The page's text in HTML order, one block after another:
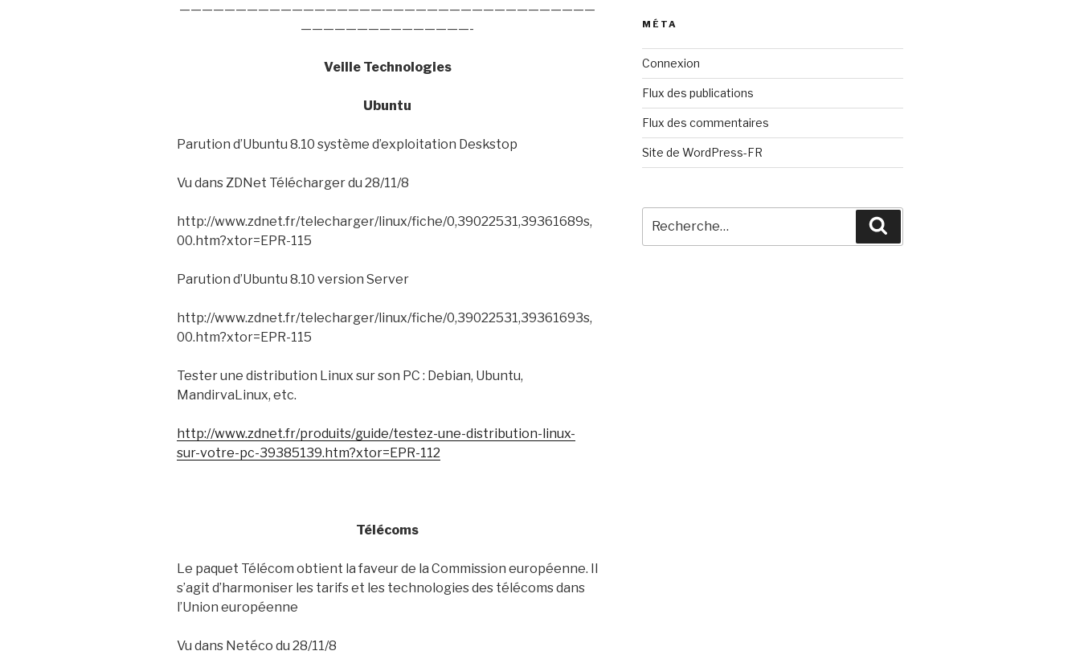
—————————————————————————————————————
———————————————-
Veille Technologies
Ubuntu
Parution d’Ubuntu 8.10 système d’exploitation Deskstop
Vu dans ZDNet Télécharger du 28/11/8
http://www.zdnet.fr/telecharger/linux/fiche/0,39022531,39361689s,
00.htm?xtor=EPR-115
Parution d’Ubuntu 8.10 version Server
http://www.zdnet.fr/telecharger/linux/fiche/0,39022531,39361693s,
00.htm?xtor=EPR-115
Tester une distribution Linux sur son PC : Debian, Ubuntu,
MandirvaLinux, etc.
http://www.zdnet.fr/produits/guide/testez-une-distribution-linux-
sur-votre-pc-39385139.htm?xtor=EPR-112
Télécoms
Le paquet Télécom obtient la faveur de la Commission européenne. Il
s’agit d’harmoniser les tarifs et les technologies des télécoms dans
l’Union européenne
Vu dans Netéco du 28/11/8
MÉTA
Connexion
Flux des publications
Flux des commentaires
Site de WordPress-FR
pour
: